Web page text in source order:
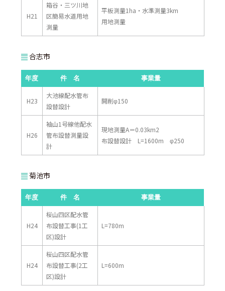
H21
箱谷・三ツ川地
区簡易水道用地
測量
平板測量1ha・水準測量3km
用地測量
合志市
年度 件 名 事業量
H23
大池線配水管布
設替設計
開削φ150
H26
袖山1号線他配水
管布設替測量設
計
現地測量A＝0.03km2
布設替設計 L=1600m φ250
菊池市
年度 件 名 事業量
H24
桜山四区配水管
布設替工事(1工
区)設計
L=780m
H24
桜山四区配水管
布設替工事(2工
区)設計
L=600m